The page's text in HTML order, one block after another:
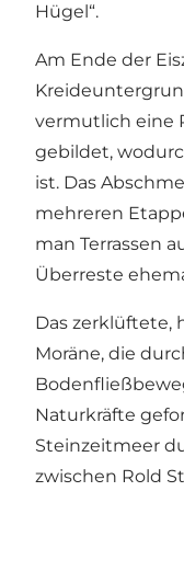
Hügel“.
Am Ende der
vermutlich eine
gebildet,
ist. Das
mehreren
man Terrassen
Überreste
Das zerklüftete,
Moräne, die
Naturkräfte
Steinzeitmeer
zwischen Rold